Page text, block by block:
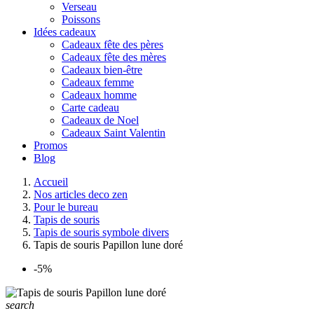
Verseau
Poissons
Idées cadeaux
Cadeaux fête des pères
Cadeaux fête des mères
Cadeaux bien-être
Cadeaux femme
Cadeaux homme
Carte cadeau
Cadeaux de Noel
Cadeaux Saint Valentin
Promos
Blog
Accueil
Nos articles deco zen
Pour le bureau
Tapis de souris
Tapis de souris symbole divers
Tapis de souris Papillon lune doré
-5%
search